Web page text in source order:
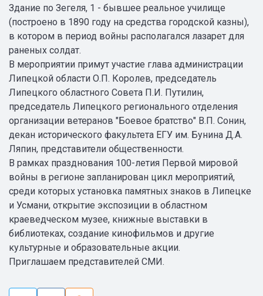
Здание по Зегеля, 1 - бывшее реальное училище
(построено в 1890 году на средства городской казны),
в котором в период войны располагался лазарет для
раненых солдат.
В мероприятии примут участие глава администрации
Липецкой области О.П. Королев, председатель
Липецкого областного Совета П.И. Путилин,
председатель Липецкого регионального отделения
организации ветеранов "Боевое братство" В.П. Сонин,
декан исторического факультета ЕГУ им. Бунина Д.А.
Ляпин, представители общественности.
В рамках празднования 100-летия Первой мировой
войны в регионе запланирован цикл мероприятий,
среди которых установка памятных знаков в Липецке
и Усмани, открытие экспозиции в областном
краеведческом музее, книжные выставки в
библиотеках, создание кинофильмов и другие
культурные и образовательные акции.
Приглашаем представителей СМИ.